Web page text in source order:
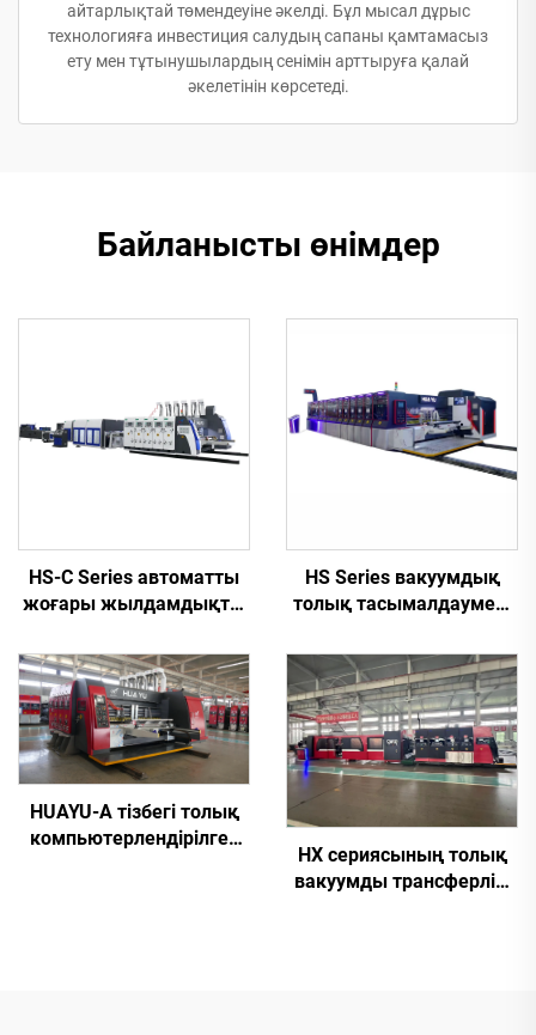
айтарлықтай төмендеуіне әкелді. Бұл мысал дұрыс
технологияға инвестиция салудың сапаны қамтамасыз
ету мен тұтынушылардың сенімін арттыруға қалай
әкелетінін көрсетеді.
Байланысты өнімдер
HS-C Series автоматты
жоғары жылдамдықты
және автоматты түрде
байлап тастайтын
машина
HS Series вакуумдық
толық тасымалдаумен,
компьютерлендірілген
жоғары анықтықты
басып шығару, паз
болатын және қиып
түрлендіру машинасы
(вакуумдық тасымалдау
арқылы жоғарғы басып
HUAYU-A тізбегі толық
компьютерлендірілген
HX сериясының толық
вакуумды трансферлік,